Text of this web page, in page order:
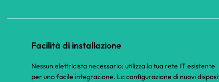
Facilità di installazione
Nessun elettricista necessario: utilizza la tua rete IT esistente
per una facile integrazione. La configurazione di nuovi